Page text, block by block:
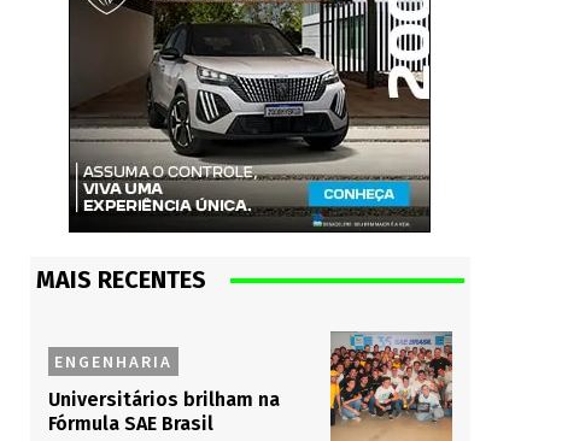
MAIS RECENTES
ENGENHARIA
Universitários brilham na
Fórmula SAE Brasil